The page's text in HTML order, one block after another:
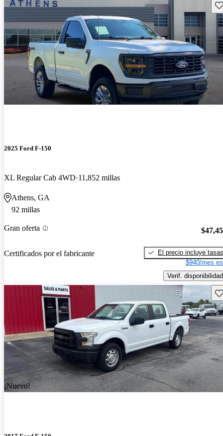
2025 Ford F-150
XL Regular Cab 4WD 11,852 millas
Athens, GA
92 millas
Gran oferta
Certificados por el fabricante
El precio incluye tasas
$940/mes
Verif. disponibilidad
¡Nuevo!